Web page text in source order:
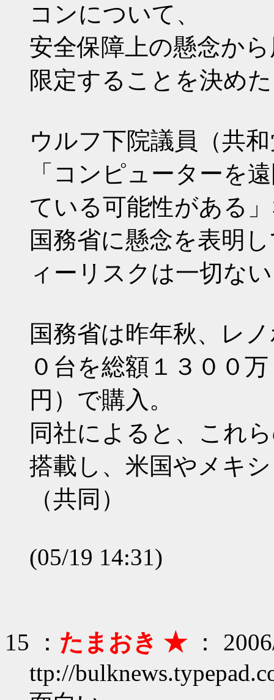
コンについて、
安全保障上の懸念か
限定することを決め
ウルフ下院議員（共
「コンピューターを
ている可能性がある
国務省に懸念を表明
ィーリスクは一切な
国務省は昨年秋、レ
０台を総額１３００
円）で購入。
同社によると、これ
搭載し、米国やメキ
（共同）
(05/19 14:31)
15 ： たまおき ★：
ttp://